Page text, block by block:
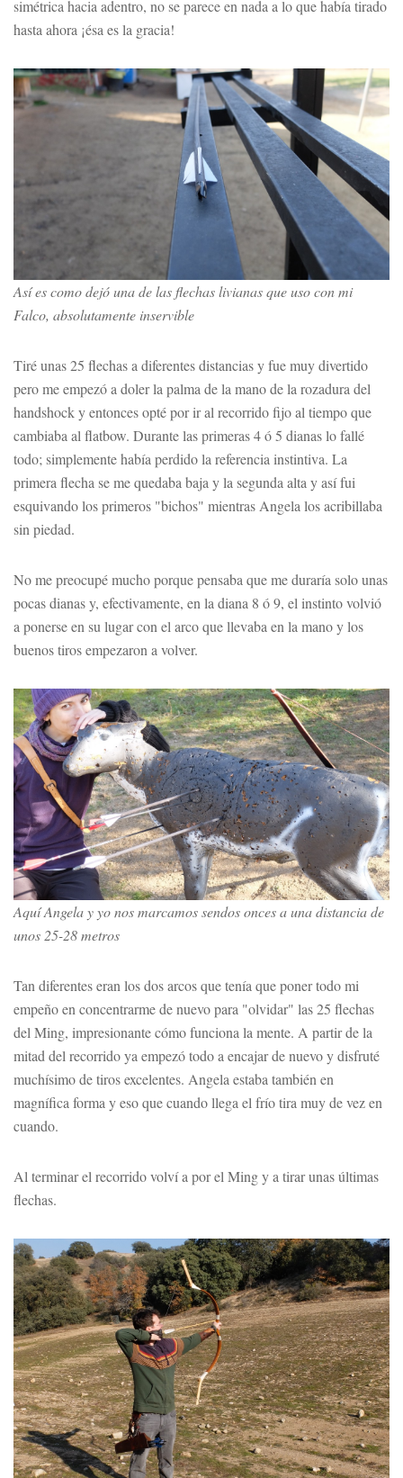
simétrica hacia adentro, no se parece en nada a lo que había tirado
hasta ahora ¡ésa es la gracia!
Así es como dejó una de las flechas livianas que uso con mi
Falco, absolutamente inservible
Tiré unas 25 flechas a diferentes distancias y fue muy divertido
pero me empezó a doler la palma de la mano de la rozadura del
handshock y entonces opté por ir al recorrido fijo al tiempo que
cambiaba al flatbow. Durante las primeras 4 ó 5 dianas lo fallé
todo; simplemente había perdido la referencia instintiva. La
primera flecha se me quedaba baja y la segunda alta y así fui
esquivando los primeros "bichos" mientras Angela los acribillaba
sin piedad.
No me preocupé mucho porque pensaba que me duraría solo unas
pocas dianas y, efectivamente, en la diana 8 ó 9, el instinto volvió
a ponerse en su lugar con el arco que llevaba en la mano y los
buenos tiros empezaron a volver.
Aquí Angela y yo nos marcamos sendos onces a una distancia de
unos 25-28 metros
Tan diferentes eran los dos arcos que tenía que poner todo mi
empeño en concentrarme de nuevo para "olvidar" las 25 flechas
del Ming, impresionante cómo funciona la mente. A partir de la
mitad del recorrido ya empezó todo a encajar de nuevo y disfruté
muchísimo de tiros excelentes. Angela estaba también en
magnífica forma y eso que cuando llega el frío tira muy de vez en
cuando.
Al terminar el recorrido volví a por el Ming y a tirar unas últimas
flechas.